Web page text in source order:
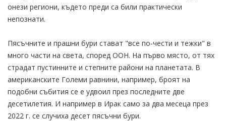
онези региони, където преди са били практически
непознати.
Пясъчните и прашни бури стават "все по-чести и тежки" в
много части на света, според ООН. На първо място, от тях
страдат пустинните и степните райони на планетата. В
американските Големи равнини, например, броят на
подобни събития се е удвоил през последните две
десетилетия. И например в Ирак само за два месеца през
2022 г. се случиха десет пясъчни бури.